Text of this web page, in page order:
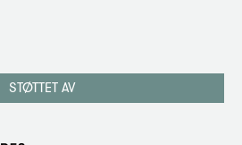
STØTTET AV